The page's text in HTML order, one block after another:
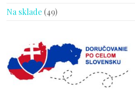
Na sklade (49)